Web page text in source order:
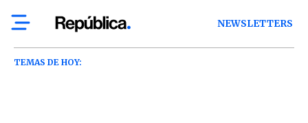
NEWSLETTERS
TEMAS DE HOY: